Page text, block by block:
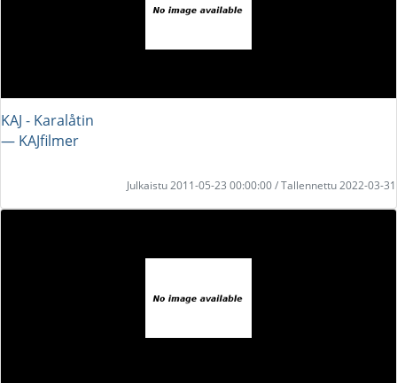
KAJ - Karalåtin
― KAJfilmer
Julkaistu 2011-05-23 00:00:00 / Tallennettu 2022-03-31